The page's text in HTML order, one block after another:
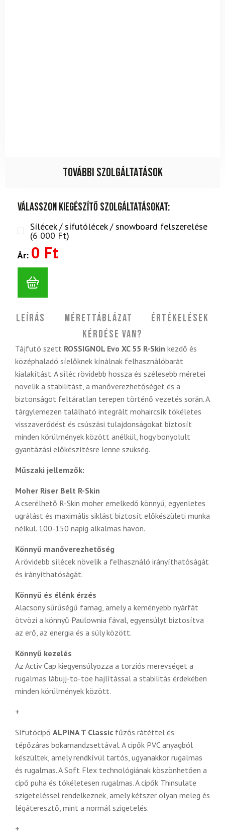
További szolgáltatások
Válasszon kiegészítő szolgáltatásokat:
Sílécek / sífutólécek / snowboard felszerelése
(6 000 Ft)
Ár: 0 Ft
Leírás Mérettáblázat
Értékelések
Kérdése van?
Tájfutó szett ROSSIGNOL Evo XC 55 R-Skin kezdő és
középhaladó síelőknek kínálnak felhasználóbarát
kialakítást. A síléc rövidebb hossza és szélesebb méretei
növelik a stabilitást, a manőverezhetőséget és a
biztonságot feltáratlan terepen történő vezetés során. A
tárgylemezen található integrált mohaircsík tökéletes
visszaverődést és csúszási tulajdonságokat biztosít
minden körülmények között anélkül, hogy bonyolult
gyantázási előkészítésre lenne szükség.
Műszaki jellemzők:
Moher Riser Belt R-Skin
A cserélhető R-Skin moher emelkedő könnyű, egyenletes
ugrálást és maximális siklást biztosít előkészületi munka
nélkül. 100-150 napig alkalmas havon.
Könnyű manőverezhetőség
A rövidebb sílécek növelik a felhasználó irányíthatóságát
és irányíthatóságát.
Könnyű és élénk érzés
Alacsony sűrűségű famag, amely a keményebb nyárfát
ötvözi a könnyű Paulownia fával, egyensúlyt biztosítva
az erő, az energia és a súly között.
Könnyű kezelés
Az Activ Cap kiegyensúlyozza a torziós merevséget a
rugalmas lábujj-to-toe hajlítással a stabilitás érdekében
minden körülmények között.
+
Sífutócipő ALPINA T Classic fűzős rátéttel és
tépőzáras bokamandzsettával. A cipők PVC anyagból
készültek, amely rendkívül tartós, ugyanakkor rugalmas
és rugalmas. A Soft Flex technológiának köszönhetően a
cipő puha és tökéletesen rugalmas. A cipők Thinsulate
szigeteléssel rendelkeznek, amely kétszer olyan meleg és
légáteresztő, mint a normál szigetelés.
+